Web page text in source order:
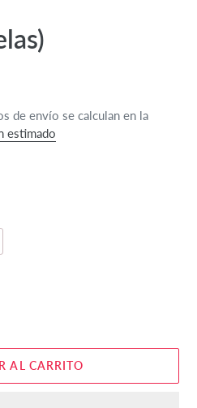
de envío se calculan en la
estimado
AL CARRITO